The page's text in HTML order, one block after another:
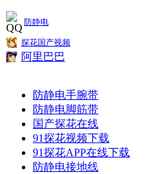
防静电
探花国产视频
阿里巴巴
防静电手腕带
防静电脚筋带
国产探花在线
91探花视频下载
91探花APP在线下载
防静电接地线